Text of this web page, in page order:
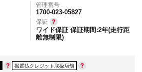
管理番号
1700-023-05827
保証
ワイド保証 保証期間:2年(走行距
離無制限)
据置払クレジット取扱店舗